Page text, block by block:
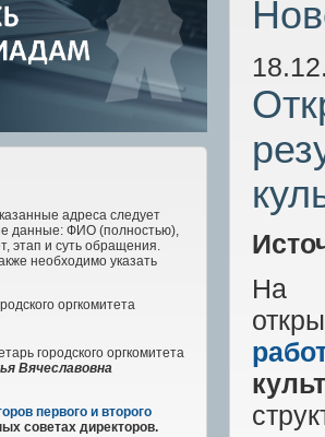
адреса следует
данные: ФИО (полностью),
этап и суть обращения.
необходимо указать
оргкомитета
городского оргкомитета
Вячеславовна
первого и второго
советах директоров.
На